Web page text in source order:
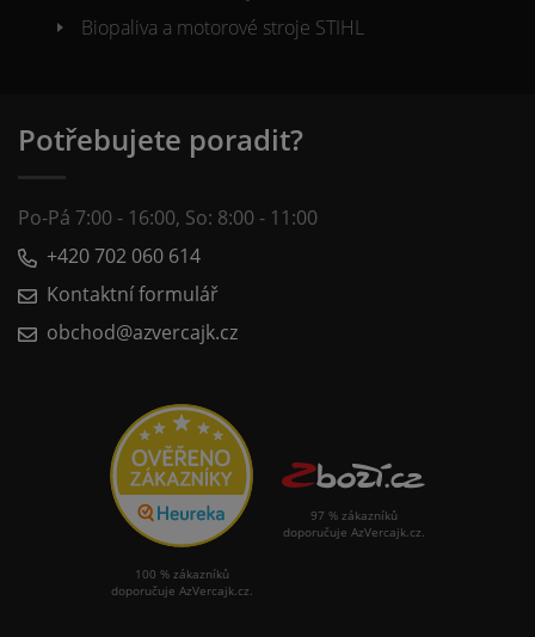
Biopaliva a motorové stroje STIHL
Potřebujete poradit?
Po-Pá 7:00 - 16:00, So: 8:00 - 11:00
+420 702 060 614
Kontaktní formulář
obchod@azvercajk.cz
100 % zákazníků
doporučuje AzVercajk.cz.
97 % zákazníků
doporučuje AzVercajk.cz.